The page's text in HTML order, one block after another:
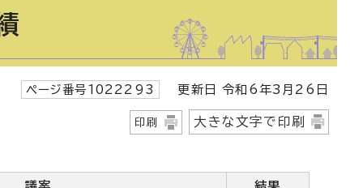
ページ番号1022293 更新日 令和6年3月26日
印刷 大きな文字で印刷